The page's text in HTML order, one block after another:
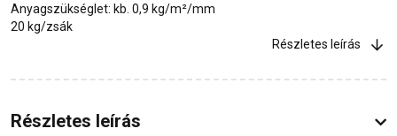
Anyagszükséglet: kb. 0,9 kg/m²/mm
20 kg/zsák
Részletes leírás
Részletes leírás